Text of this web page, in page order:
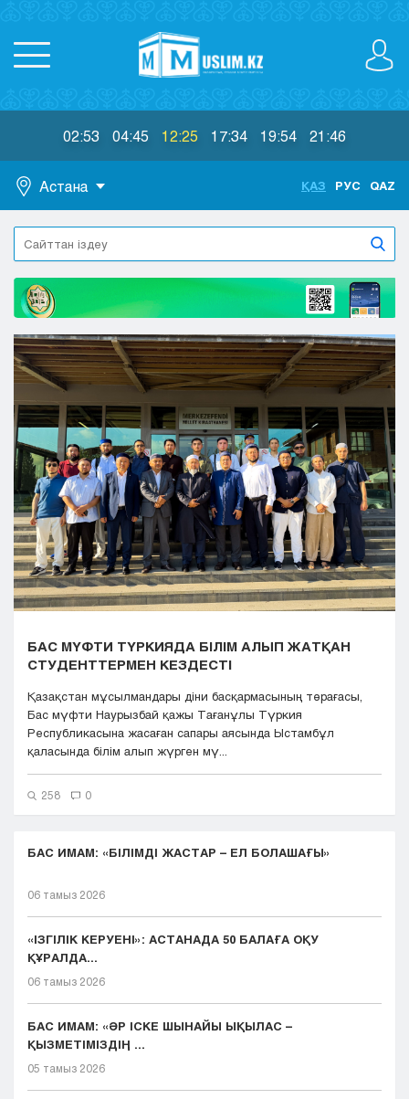
02:53 04:45 12:25 17:34 19:54 21:46
Астана
Астана
Алматы
Актобе
Атырау
Жезказган
Караганда
Кокшетау
Костанай
Кызылорда
Павлодар
Петропавловск
Семей
Талдыкорган
Тараз
Туркестан
Уральск
Усть-Каменогорск
ҚАЗ РУС QAZ
БАС МҮФТИ ТҮРКИЯДА БІЛІМ АЛЫП ЖАТҚАН
СТУДЕНТТЕРМЕН КЕЗДЕСТІ
Қазақстан мұсылмандары діни басқармасының төрағасы,
Бас мүфти Наурызбай қажы Тағанұлы Түркия
Республикасына жасаған сапары аясында Ыстамбұл
қаласында білім алып жүрген мү...
258 0
БАС ИМАМ: «БІЛІМДІ ЖАСТАР – ЕЛ БОЛАШАҒЫ»
06 тамыз 2026
«ІЗГІЛІК КЕРУЕНІ»: АСТАНАДА 50 БАЛАҒА ОҚУ
ҚҰРАЛДА...
06 тамыз 2026
БАС ИМАМ: «ӘР ІСКЕ ШЫНАЙЫ ЫҚЫЛАС –
ҚЫЗМЕТІМІЗДІҢ ...
05 тамыз 2026